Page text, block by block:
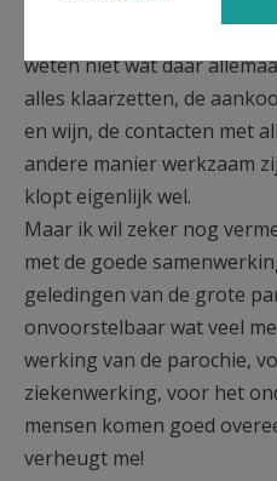
“Een parochie is eigenlijk
weten niet wat daar
alles klaarzetten, de
en wijn, de contacten met
andere manier werkzaam
klopt eigenlijk wel.
Maar ik wil zeker nog
met de goede
geledingen van de grote
onvoorstelbaar wat veel
werking van de parochie,
ziekenwerking, voor het
mensen komen goed
verheugt me!